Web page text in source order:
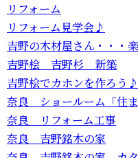
リフォーム
リフォーム見学会♪
吉野の木材屋さん・・・
吉野桧 吉野杉 新築
吉野桧でカホンを作ろう♪
奈良 ショールーム「住ま
奈良 リフォーム工事
奈良 吉野銘木の家